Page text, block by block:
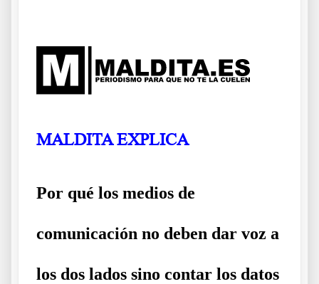
MALDITAEXPLICA
Por qué los medios de
comunicación no deben dar voz a
los dos lados sino contar los datos